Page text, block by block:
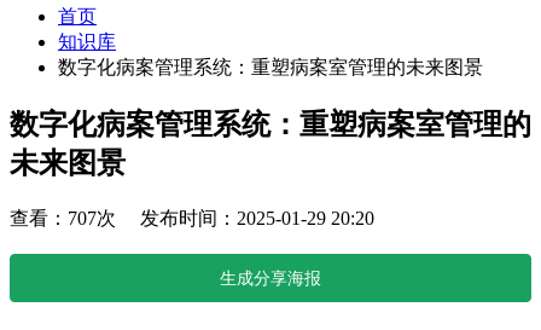
首页
知识库
数字化病案管理系统：重塑病案室管理的未来图景
数字化病案管理系统：重塑病案室管理的
未来图景
查看：707次 发布时间：2025-01-29 20:20
生成分享海报